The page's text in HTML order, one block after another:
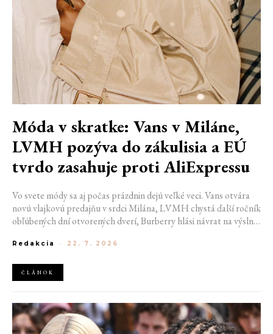
Móda v skratke: Vans v Miláne,
LVMH pozýva do zákulisia a EÚ
tvrdo zasahuje proti AliExpressu
Vo svete módy sa aj počas prázdnin dejú veľké veci. Vans otvára
novú vlajkovú predajňu v srdci Milána, LVMH chystá ďalší ročník
obľúbených dní otvorených dverí, Burberry hlási návrat na výslnie
platforme AliExpress.
Redakcia - 22. 7. 2026
ČLÁNOK